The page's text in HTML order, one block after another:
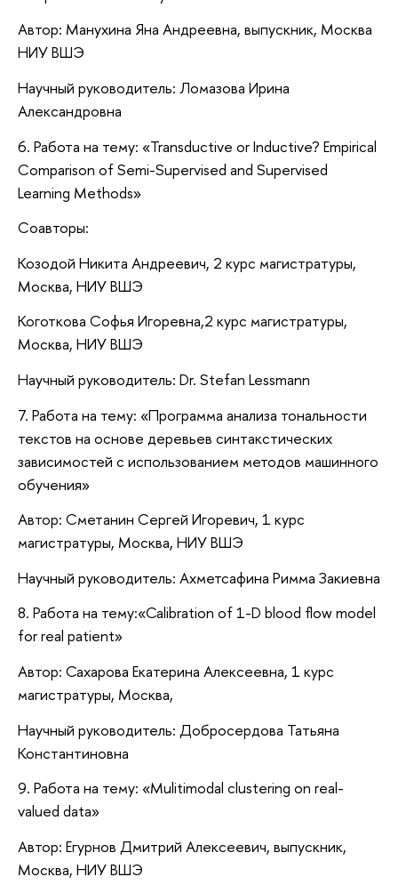
Автор: Манухина Яна Андреевна, выпускник, Москва
НИУ ВШЭ
Научный руководитель: Ломазова Ирина
Александровна
6. Работа на тему: «Transductive or Inductive? Empirical
Comparison of Semi-Supervised and Supervised
Learning Methods»
Соавторы:
Козодой Никита Андреевич, 2 курс магистратуры,
Москва, НИУ ВШЭ
Коготкова Софья Игоревна,2 курс магистратуры,
Москва, НИУ ВШЭ
Научный руководитель: Dr. Stefan Lessmann
7. Работа на тему: «Программа анализа тональности
текстов на основе деревьев синтакстических
зависимостей с использованием методов машинного
обучения»
Автор: Сметанин Сергей Игоревич, 1 курс
магистратуры, Москва, НИУ ВШЭ
Научный руководитель: Ахметсафина Римма Закиевна
8. Работа на тему:«Calibration of 1-D blood flow model
for real patient»
Автор: Сахарова Екатерина Алексеевна, 1 курс
магистратуры, Москва,
Научный руководитель: Добросердова Татьяна
Константиновна
9. Работа на тему: «Mulitimodal clustering on real-
valued data»
Автор: Егурнов Дмитрий Алексеевич, выпускник,
Москва, НИУ ВШЭ